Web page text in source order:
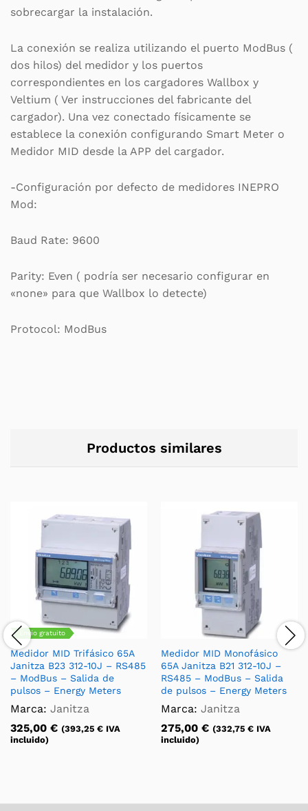
sobrecargar la instalación.
La conexión se realiza utilizando el puerto ModBus (
dos hilos) del medidor y los puertos
correspondientes en los cargadores Wallbox y
Veltium ( Ver instrucciones del fabricante del
cargador). Una vez conectado físicamente se
establece la conexión configurando Smart Meter o
Medidor MID desde la APP del cargador.
-Configuración por defecto de medidores INEPRO
Mod:
Baud Rate: 9600
Parity: Even ( podría ser necesario configurar en
«none» para que Wallbox lo detecte)
Protocol: ModBus
Productos similares
Envío gratuito
Medidor MID Trifásico 65A
Janitza B23 312-10J – RS485
– ModBus – Salida de
pulsos – Energy Meters
Marca: Janitza
325,00 € (393,25 € IVA
incluido)
Medidor MID Monofásico
65A Janitza B21 312-10J –
RS485 – ModBus – Salida
de pulsos – Energy Meters
Marca: Janitza
275,00 € (332,75 € IVA
incluido)